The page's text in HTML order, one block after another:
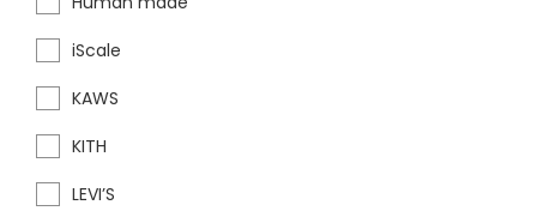
iScale
KAWS
KITH
LEVI’S